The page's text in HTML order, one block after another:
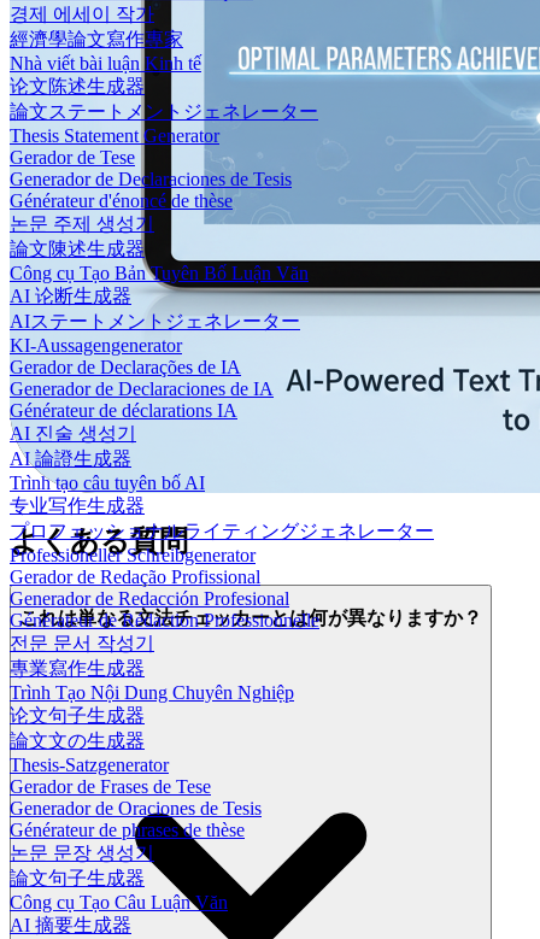
경제 에세이 작가
經濟學論文寫作專家
Nhà viết bài luận Kinh tế
论文陈述生成器
論文ステートメントジェネレーター
Thesis Statement Generator
Gerador de Tese
Generador de Declaraciones de Tesis
Générateur d'énoncé de thèse
논문 주제 생성기
論文陳述生成器
Công cụ Tạo Bản Tuyên Bố Luận Văn
AI 论断生成器
AIステートメントジェネレーター
KI-Aussagengenerator
Gerador de Declarações de IA
Generador de Declaraciones de IA
Générateur de déclarations IA
AI 진술 생성기
AI 論證生成器
Trình tạo câu tuyên bố AI
专业写作生成器
プロフェッショナルライティングジェネレーター
Professioneller Schreibgenerator
Gerador de Redação Profissional
Generador de Redacción Profesional
Générateur de Rédaction Professionnelle
전문 문서 작성기
專業寫作生成器
Trình Tạo Nội Dung Chuyên Nghiệp
论文句子生成器
論文文の生成器
Thesis-Satzgenerator
Gerador de Frases de Tese
Generador de Oraciones de Tesis
Générateur de phrases de thèse
논문 문장 생성기
論文句子生成器
Công cụ Tạo Câu Luận Văn
AI 摘要生成器
よくある質問
これは単なる文法チェッカーとは何が異なりますか？